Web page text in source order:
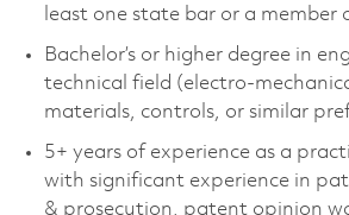
least one state bar or a member
Bachelor’s or higher degree in
technical field (electro-
materials, controls, or similar
5+ years of experience as a
with significant experience in
& prosecution, patent opinion